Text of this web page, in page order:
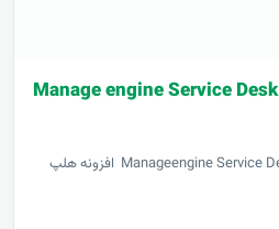
افزونه هلپ کارت فارسی Manage engine Service Desk
افزونه هلپ کارت فارسی Manageengine Service Desk plus افزونه هلپ